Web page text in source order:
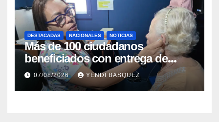
DESTACADAS NACIONALES NOTICIAS
Más de 100 ciudadanos
beneficiados con entrega de
prótesis auditivas en el Centro de
Rehabilitación J.J. Arvelo
07/08/2026 YENDI BASQUEZ